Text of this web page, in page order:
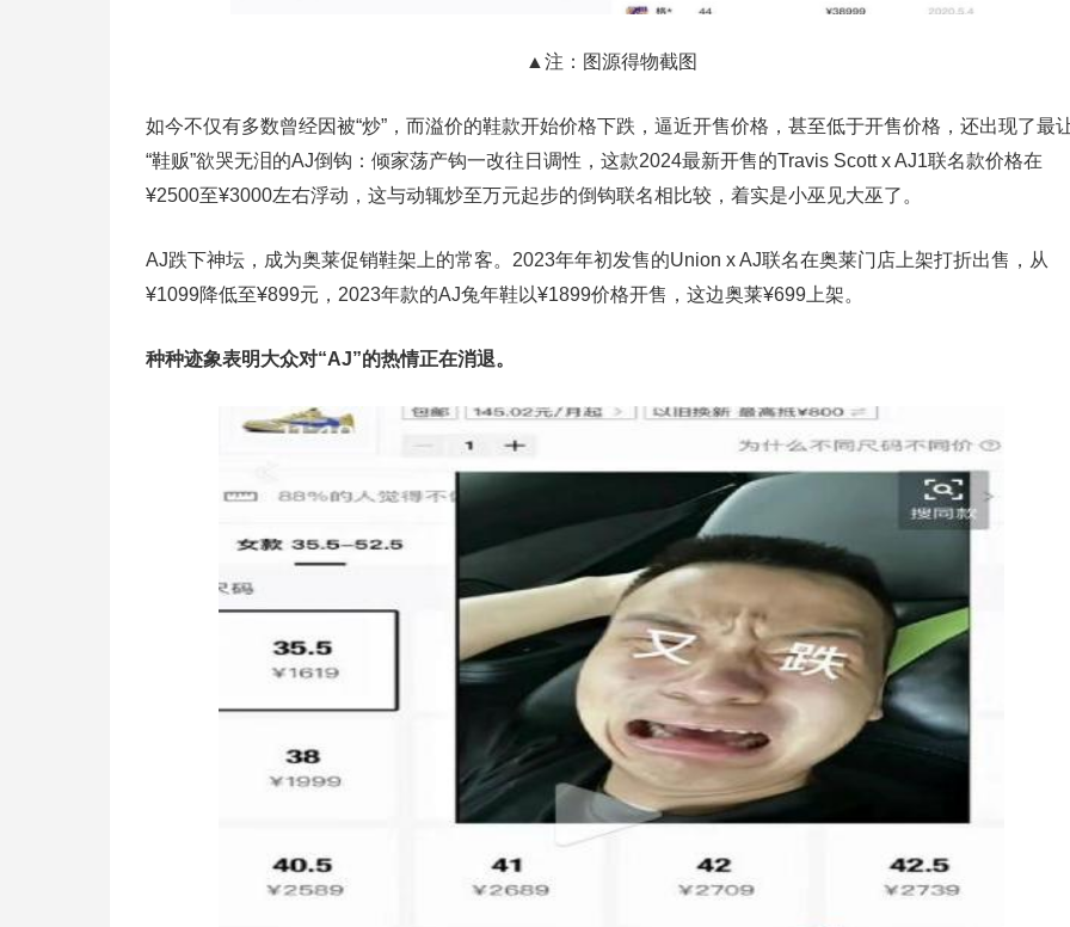
▲注：图源得物截图
如今不仅有多数曾经因被“炒”，而溢价的鞋款开始价格下跌，逼近开售价格，甚至低于开售价格，还出现了最
“鞋贩”欲哭无泪的AJ倒钩：倾家荡产钩一改往日调性，这款2024最新开售的Travis Scott x AJ1联名款价格在
¥2500至¥3000左右浮动，这与动辄炒至万元起步的倒钩联名相比较，着实是小巫见大巫了。
AJ跌下神坛，成为奥莱促销鞋架上的常客。2023年年初发售的Union x AJ联名在奥莱门店上架打折出售，从
¥1099降低至¥899元，2023年款的AJ兔年鞋以¥1899价格开售，这边奥莱¥699上架。
种种迹象表明大众对“AJ”的热情正在消退。